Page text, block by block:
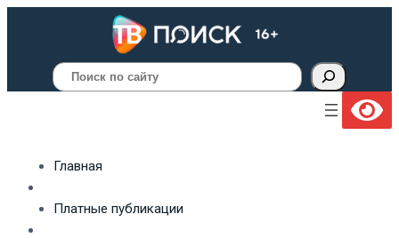
Поиск
Главная
Платные публикации